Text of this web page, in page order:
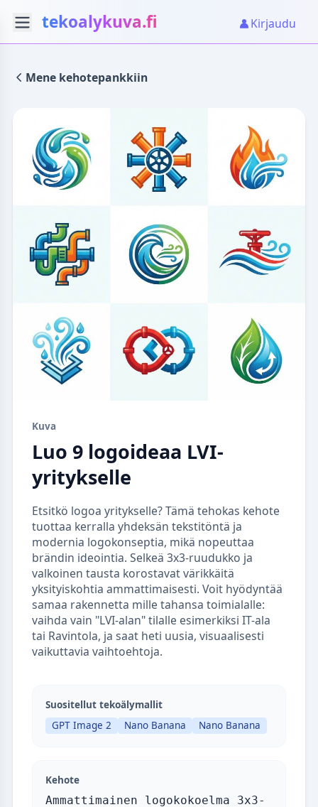
tekoalykuva.fi Kirjaudu
Mene kehotepankkiin
Kuva
Luo 9 logoideaa LVI-
yritykselle
Etsitkö logoa yritykselle? Tämä tehokas kehote
tuottaa kerralla yhdeksän tekstitöntä ja
modernia logokonseptia, mikä nopeuttaa
brändin ideointia. Selkeä 3x3-ruudukko ja
valkoinen tausta korostavat värikkäitä
yksityiskohtia ammattimaisesti. Voit hyödyntää
samaa rakennetta mille tahansa toimialalle:
vaihda vain "LVI-alan" tilalle esimerkiksi IT-ala
tai Ravintola, ja saat heti uusia, visuaalisesti
vaikuttavia vaihtoehtoja.
Suositellut tekoälymallit
GPT Image 2
Nano Banana Nano Banana
Kehote